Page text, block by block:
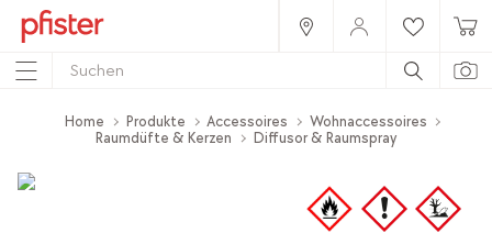
Home Produkte Accessoires
Wohnaccessoires
Raumdüfte & Kerzen
Diffusor & Raumspray